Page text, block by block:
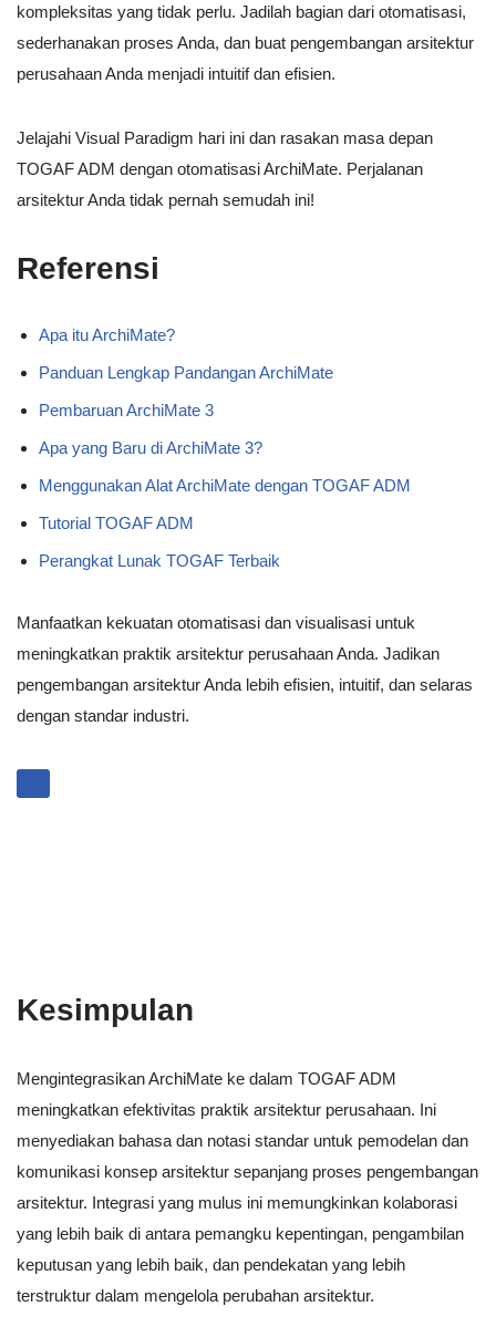
kompleksitas yang tidak perlu. Jadilah bagian dari otomatisasi,
sederhanakan proses Anda, dan buat pengembangan arsitektur
perusahaan Anda menjadi intuitif dan efisien.
Jelajahi Visual Paradigm hari ini dan rasakan masa depan
TOGAF ADM dengan otomatisasi ArchiMate. Perjalanan
arsitektur Anda tidak pernah semudah ini!
Referensi
Apa itu ArchiMate?
Panduan Lengkap Pandangan ArchiMate
Pembaruan ArchiMate 3
Apa yang Baru di ArchiMate 3?
Menggunakan Alat ArchiMate dengan TOGAF ADM
Tutorial TOGAF ADM
Perangkat Lunak TOGAF Terbaik
Manfaatkan kekuatan otomatisasi dan visualisasi untuk
meningkatkan praktik arsitektur perusahaan Anda. Jadikan
pengembangan arsitektur Anda lebih efisien, intuitif, dan selaras
dengan standar industri.
Kesimpulan
Mengintegrasikan ArchiMate ke dalam TOGAF ADM
meningkatkan efektivitas praktik arsitektur perusahaan. Ini
menyediakan bahasa dan notasi standar untuk pemodelan dan
komunikasi konsep arsitektur sepanjang proses pengembangan
arsitektur. Integrasi yang mulus ini memungkinkan kolaborasi
yang lebih baik di antara pemangku kepentingan, pengambilan
keputusan yang lebih baik, dan pendekatan yang lebih
terstruktur dalam mengelola perubahan arsitektur.